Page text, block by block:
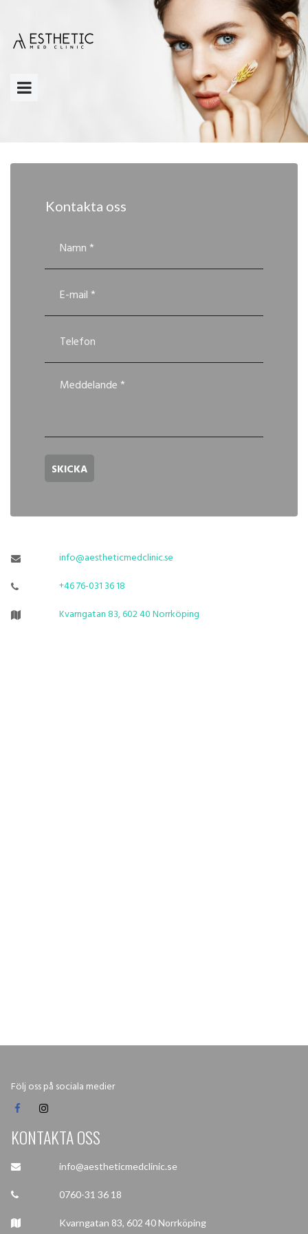
Kontakta oss
SKICKA
 info@aestheticmedclinic.se
 +46 76-031 36 18
Kvarngatan 83, 602 40 Norrköping
Följ oss på sociala medier
 
KONTAKTA OSS
 info@aestheticmedclinic.se
 0760-31 36 18
Kvarngatan 83, 602 40 Norrköping